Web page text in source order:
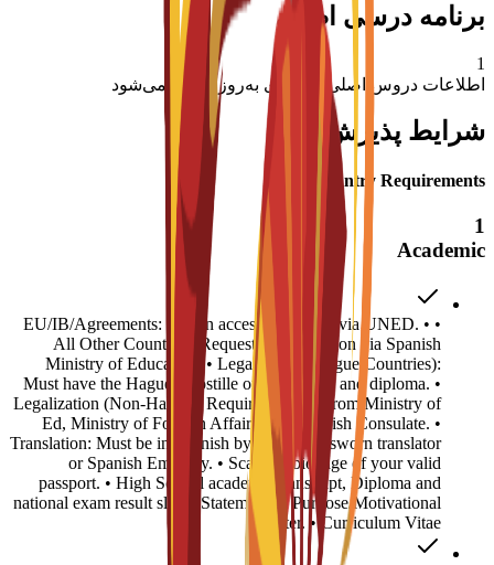
برنامه درسی اصلی
1
اطلاعات دروس اصلی به زودی به‌روزرسانی می‌شود
شرایط پذیرش
Entry Requirements
1
Academic
• EU/IB/Agreements: Obtain access credential via UNED. •
All Other Countries: Request homologation via Spanish
Ministry of Education. • Legalization (Hague Countries):
Must have the Hague Apostille on transcripts and diploma. •
Legalization (Non-Hague): Required stamps from Ministry of
Ed, Ministry of Foreign Affairs, and Spanish Consulate. •
Translation: Must be in Spanish by an official sworn translator
or Spanish Embassy. • Scanned biopage of your valid
passport. • High School academic transcript, Diploma and
national exam result slip. • Statement of Purpose/Motivational
Letter. • Curriculum Vitae.